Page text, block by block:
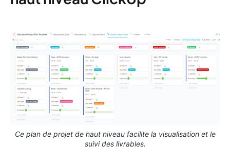
Ce plan de projet de haut niveau facilite la visualisation et le
suivi des livrables.